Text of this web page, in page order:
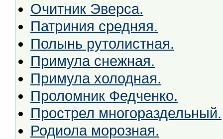
Очитник Эверса.
Патриния средняя.
Полынь рутолистная.
Примула снежная.
Примула холодная.
Проломник Федченко.
Прострел многораздельный.
Родиола морозная.